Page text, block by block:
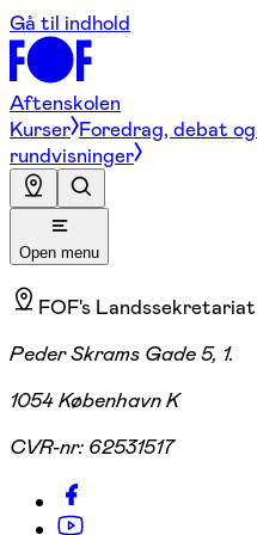
Gå til indhold
Aftenskolen
Kurser Foredrag, debat
rundvisninger
Open menu
FOF's Landssekretariat
Peder Skrams Gade 5, 1.
1054 København K
CVR-nr: 62531517